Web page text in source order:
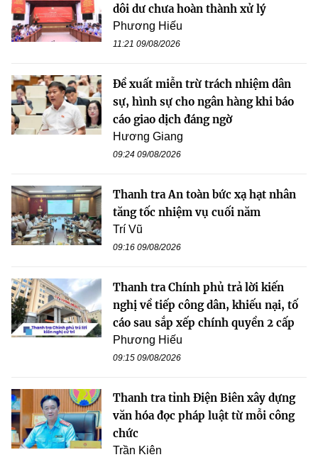
dôi dư chưa hoàn thành xử lý
Phương Hiếu
11:21 09/08/2026
Đề xuất miễn trừ trách nhiệm dân
sự, hình sự cho ngân hàng khi báo
cáo giao dịch đáng ngờ
Hương Giang
09:24 09/08/2026
Thanh tra An toàn bức xạ hạt nhân
tăng tốc nhiệm vụ cuối năm
Trí Vũ
09:16 09/08/2026
Thanh tra Chính phủ trả lời kiến
nghị về tiếp công dân, khiếu nại, tố
cáo sau sắp xếp chính quyền 2 cấp
Phương Hiếu
09:15 09/08/2026
Thanh tra tỉnh Điện Biên xây dựng
văn hóa đọc pháp luật từ mỗi công
chức
Trần Kiên